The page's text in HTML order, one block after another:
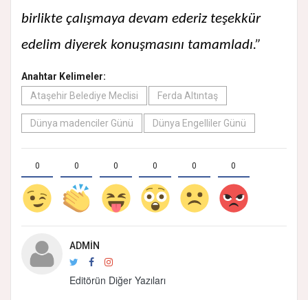
birlikte çalışmaya devam ederiz teşekkür
edelim diyerek konuşmasını tamamladı.”
Anahtar Kelimeler:
Ataşehir Belediye Meclisi
Ferda Altıntaş
Dünya madenciler Günü Dünya Engelliler Günü
0 0 0 0 0 0
ADMIN
Editörün Diğer Yazıları